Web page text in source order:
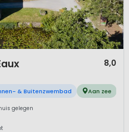
8,0
& Buitenzwembad Aan zee
gelegen